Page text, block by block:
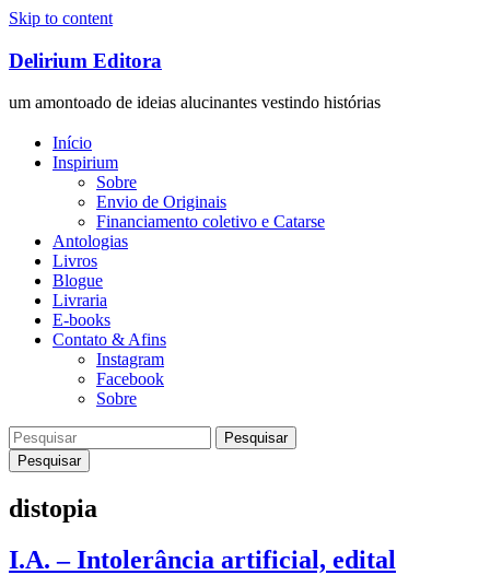
Skip to content
Delirium Editora
um amontoado de ideias alucinantes vestindo histórias
Início
Inspirium
Sobre
Envio de Originais
Financiamento coletivo e Catarse
Antologias
Livros
Blogue
Livraria
E-books
Contato & Afins
Instagram
Facebook
Sobre
Pesquisar
distopia
I.A. – Intolerância artificial, edital